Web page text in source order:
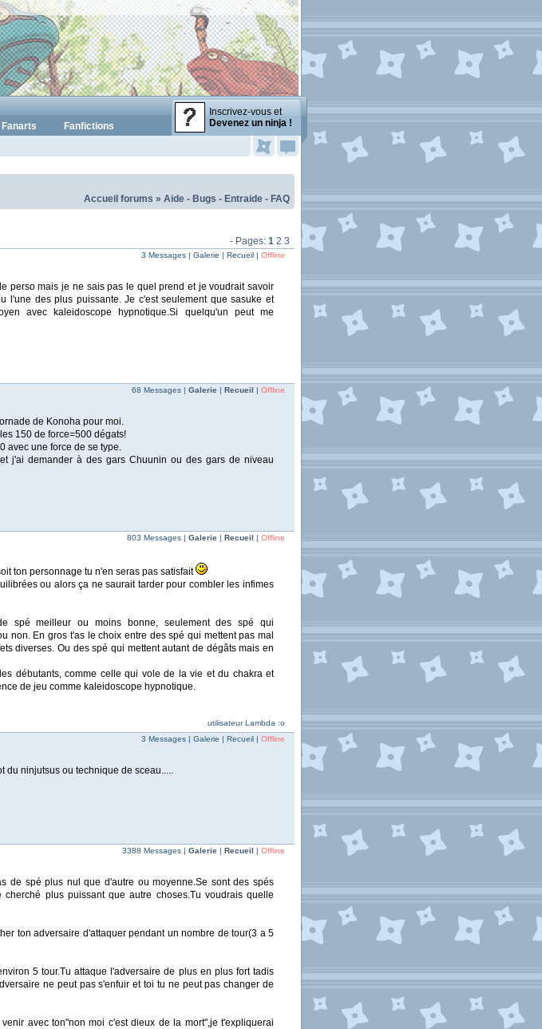
Inscrivez-vous et
Devenez un ninja !
Fanarts
Fanfictions
Accueil forums » Aide - Bugs - Entraide - FAQ
- Pages: 1 2 3
3 Messages | Galerie | Recueil | Offline
perso mais je ne sais pas le quel prend et je voudrait savoir
l'une des plus puissante. Je c'est seulement que sasuke et
avec kaleidoscope hypnotique.Si quelqu'un peut me
68 Messages | Galerie | Recueil | Offline
de Konoha pour moi.
150 de force=500 dégats!
avec une force de se type.
j'ai demander à des gars Chuunin ou des gars de niveau
803 Messages | Galerie | Recueil | Offline
ton personnage tu n'en seras pas satisfait
ou alors ça ne saurait tarder pour combler les infimes
spé meilleur ou moins bonne, seulement des spé qui
non. En gros t'as le choix entre des spé qui mettent pas mal
diverses. Ou des spé qui mettent autant de dégâts mais en
débutants, comme celle qui vole de la vie et du chakra et
de jeu comme kaleidoscope hypnotique.
utilisateur Lambda :o
3 Messages | Galerie | Recueil | Offline
du ninjutsus ou technique de sceau.....
3388 Messages | Galerie | Recueil | Offline
de spé plus nul que d'autre ou moyenne.Se sont des spés
plus puissant que autre choses.Tu voudrais quelle
ton adversaire d'attaquer pendant un nombre de tour(3 a 5
5 tour.Tu attaque l'adversaire de plus en plus fort tadis
ne peut pas s'enfuir et toi tu ne peut pas changer de
avec ton"non moi c'est dieux de la mort",je t'expliquerai